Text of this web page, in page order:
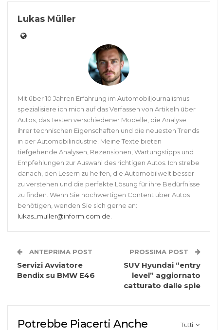
Lukas Müller
Mit über 10 Jahren Erfahrung im Automobiljournalismus
spezialisiere ich mich auf das Verfassen von Artikeln über
Autos, das Testen verschiedener Modelle, die Analyse
ihrer technischen Eigenschaften und die neuesten Trends
in der Automobilindustrie. Meine Texte bieten
tiefgehende Analysen, Rezensionen, Wartungstipps und
Empfehlungen zur Auswahl des richtigen Autos. Ich strebe
danach, den Lesern zu helfen, die Automobilwelt besser
zu verstehen und die perfekte Lösung für ihre Bedürfnisse
zu finden. Wenn Sie hochwertigen Content über Autos
benötigen, wenden Sie sich gerne an:
lukas_muller@inform.com.de
ANTEPRIMA POST
Servizi Avviatore
Bendix su BMW E46
PROSSIMA POST
SUV Hyundai “entry
level” aggiornato
catturato dalle spie
Tutti
Potrebbe Piacerti Anche